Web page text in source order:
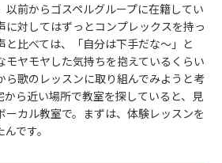
以前からゴスペルグループに在籍してい
に対してはずっとコンプレックスを持っ
と比べては、「自分は下手だな～」と
モヤモヤした気持ちを抱えているくらい
ら歌のレッスンに取り組んでみようと考
から近い場所で教室を探していると、見
ーカル教室で。まずは、体験レッスンを
です。